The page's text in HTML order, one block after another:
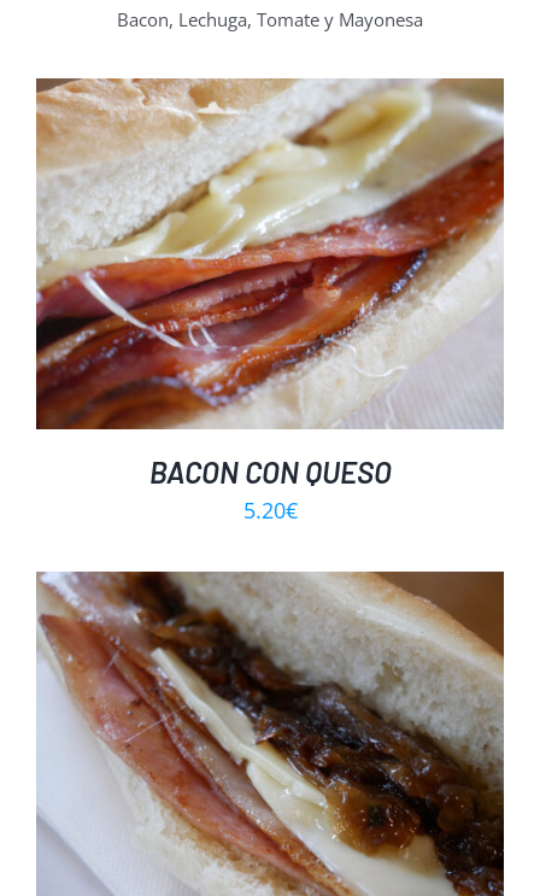
Bacon, Lechuga, Tomate y Mayonesa
BACON CON QUESO
5.20€